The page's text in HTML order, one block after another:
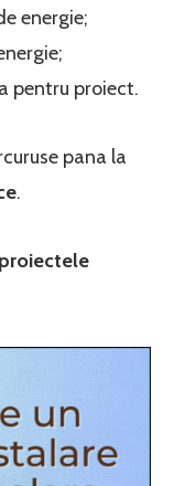
energie;
pentru proiect.
pana la
.
proiectele